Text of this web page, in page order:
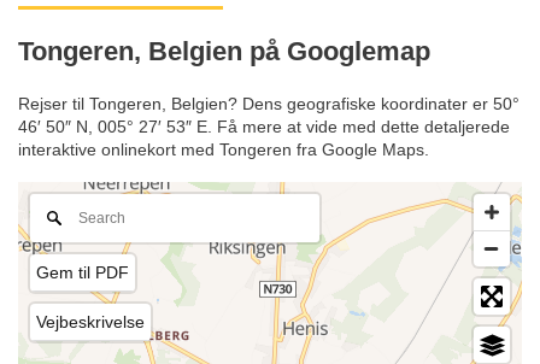
Tongeren, Belgien på Googlemap
Rejser til Tongeren, Belgien? Dens geografiske koordinater er 50°
46′ 50″ N, 005° 27′ 53″ E. Få mere at vide med dette detaljerede
interaktive onlinekort med Tongeren fra Google Maps.
Gem til PDF
Vejbeskrivelse